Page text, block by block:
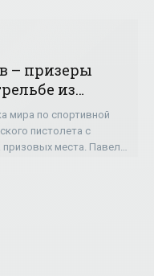
– призеры
из
мира по спортивной
пистолета с
призовых места. Павел